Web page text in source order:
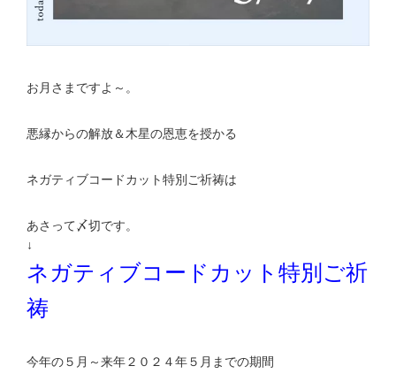
お月さまですよ～。
悪縁からの解放＆木星の恩恵を授かる
ネガティブコードカット特別ご祈祷は
あさって〆切です。
↓
ネガティブコードカット特別ご祈
祷
今年の５月～来年２０２４年５月までの期間